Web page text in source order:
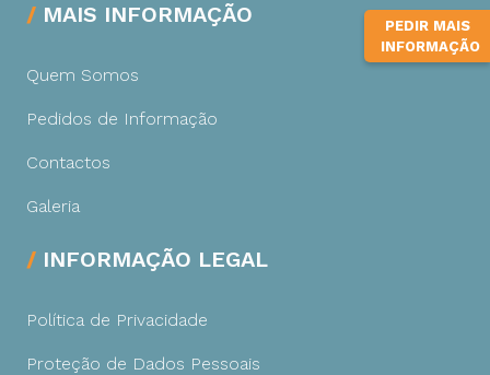
PEDIR MAIS
INFORMAÇÃO
MAIS INFORMAÇÃO
Quem Somos
Pedidos de Informação
Contactos
Galeria
INFORMAÇÃO LEGAL
Política de Privacidade
Proteção de Dados Pessoais